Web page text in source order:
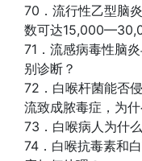
70．流行性乙型脑
数可达
71．流感病毒性脑
别诊断？
72．白喉杆菌能否
流致成脓毒症，为什
73．白喉病人为什
74．白喉抗毒素和